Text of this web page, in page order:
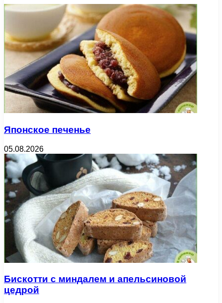
Японское печенье
05.08.2026
Бискотти с миндалем и апельсиновой
цедрой